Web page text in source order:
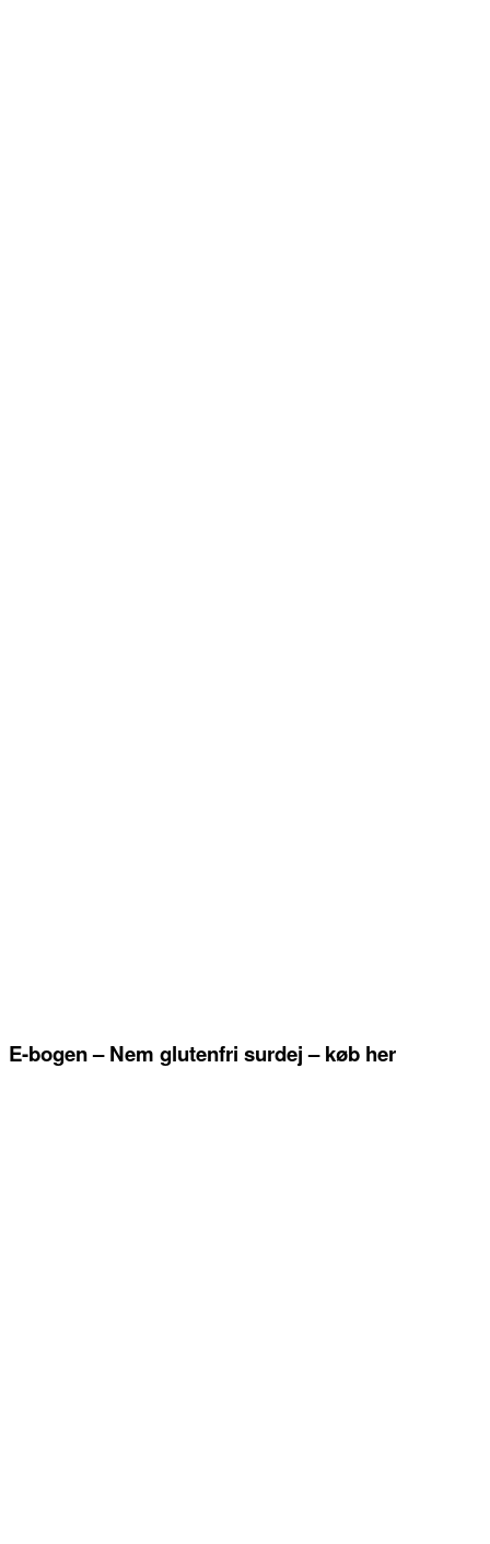
E-bogen – Nem glutenfri surdej – køb her